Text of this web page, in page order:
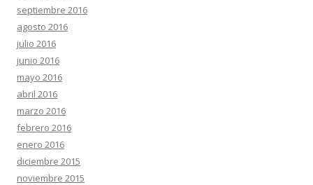
septiembre 2016
agosto 2016
julio 2016
junio 2016
mayo 2016
abril 2016
marzo 2016
febrero 2016
enero 2016
diciembre 2015
noviembre 2015